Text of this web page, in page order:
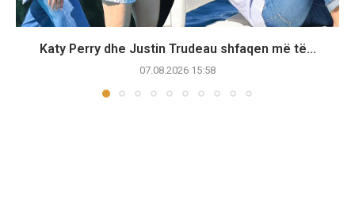
Katy Perry dhe Justin Trudeau shfaqen më të...
07.08.2026 15:58